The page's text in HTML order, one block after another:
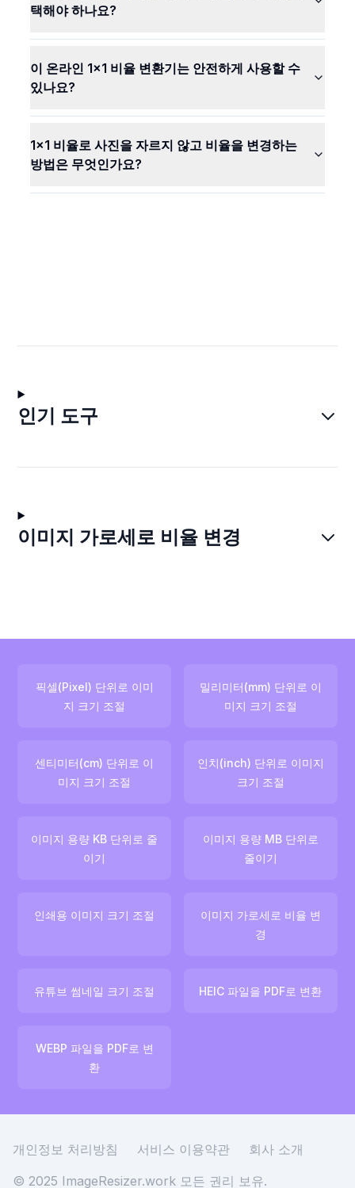
택해야 하나요?
이 온라인 1x1 비율 변환기는 안전하게 사용할 수
있나요?
1x1 비율로 사진을 자르지 않고 비율을 변경하는
방법은 무엇인가요?
인기 도구
이미지 가로세로 비율 변경
픽셀(Pixel) 단위로 이미
지 크기 조절
밀리미터(mm) 단위로 이
미지 크기 조절
센티미터(cm) 단위로 이
미지 크기 조절
인치(inch) 단위로 이미지
크기 조절
이미지 용량 KB 단위로 줄
이기
이미지 용량 MB 단위로
줄이기
인쇄용 이미지 크기 조절
이미지 가로세로 비율 변
경
유튜브 썸네일 크기 조절 HEIC 파일을 PDF로 변환
WEBP 파일을 PDF로 변
환
개인정보 처리방침 서비스 이용약관
회사 소개
© 2025 ImageResizer.work 모든 권리 보유.